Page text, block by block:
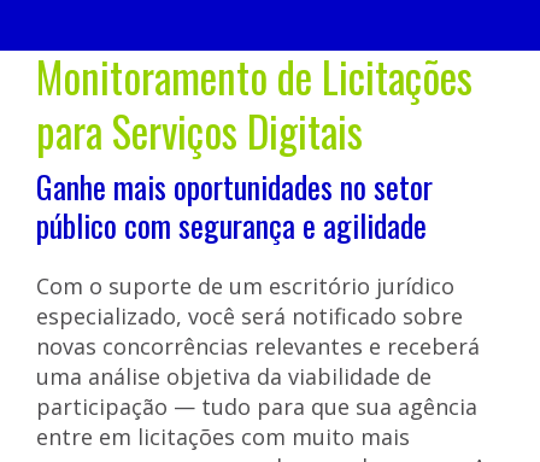
Monitoramento de Licitações
para Serviços Digitais
Ganhe mais oportunidades no setor
público com segurança e agilidade
Com o suporte de um escritório jurídico
especializado, você será notificado sobre
novas concorrências relevantes e receberá
uma análise objetiva da viabilidade de
participação — tudo para que sua agência
entre em licitações com muito mais